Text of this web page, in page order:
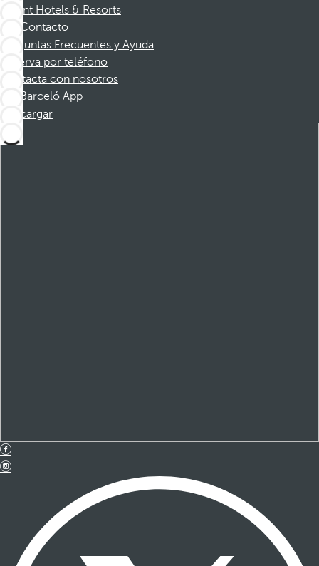
Dorint Hotels & Resorts
Contacto
Preguntas Frecuentes y Ayuda
Reserva por teléfono
Contacta con nosotros
Barceló App
Descargar